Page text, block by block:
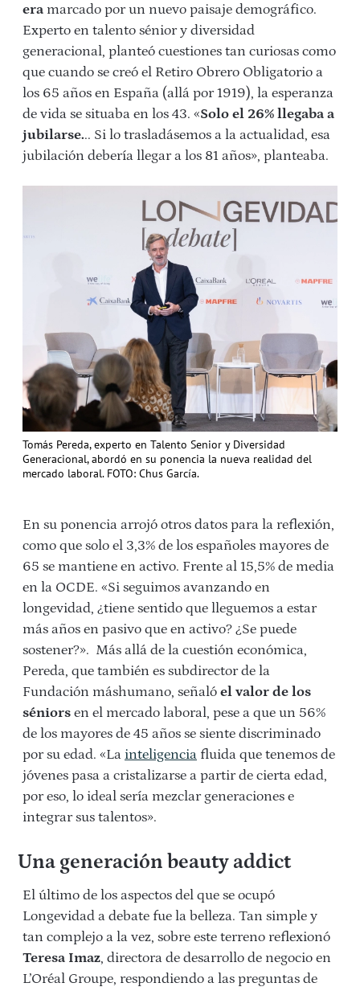
era marcado por un nuevo paisaje demográfico.
Experto en talento sénior y diversidad
generacional, planteó cuestiones tan curiosas como
que cuando se creó el Retiro Obrero Obligatorio a
los 65 años en España (allá por 1919), la esperanza
de vida se situaba en los 43. «Solo el 26% llegaba a
jubilarse... Si lo trasladásemos a la actualidad, esa
jubilación debería llegar a los 81 años», planteaba.
Tomás Pereda, experto en Talento Senior y Diversidad
Generacional, abordó en su ponencia la nueva realidad del
mercado laboral. FOTO: Chus García.
En su ponencia arrojó otros datos para la reflexión,
como que solo el 3,3% de los españoles mayores de
65 se mantiene en activo. Frente al 15,5% de media
en la OCDE. «Si seguimos avanzando en
longevidad, ¿tiene sentido que lleguemos a estar
más años en pasivo que en activo? ¿Se puede
sostener?». Más allá de la cuestión económica,
Pereda, que también es subdirector de la
Fundación máshumano, señaló el valor de los
séniors en el mercado laboral, pese a que un 56%
de los mayores de 45 años se siente discriminado
por su edad. «La inteligencia fluida que tenemos de
jóvenes pasa a cristalizarse a partir de cierta edad,
por eso, lo ideal sería mezclar generaciones e
integrar sus talentos».
Una generación beauty addict
El último de los aspectos del que se ocupó
Longevidad a debate fue la belleza. Tan simple y
tan complejo a la vez, sobre este terreno reflexionó
Teresa Imaz, directora de desarrollo de negocio en
L’Oréal Groupe, respondiendo a las preguntas de